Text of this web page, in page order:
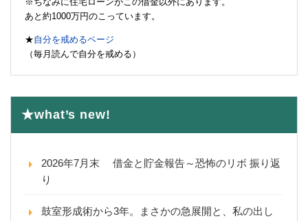
あと約1000万円のこっています。
★自分を戒めるページ
（毎月読んで自分を戒める）
★what’s new!
2026年7月末 借金と貯金報告～恐怖のリボ 振り返
り
鼓室形成術から3年。まさかの急展開と、私の出し